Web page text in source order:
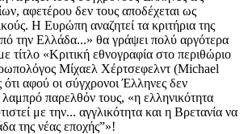
αφετέρου δεν τους αποδέχεται ως
Η Ευρώπη αναζητεί τα κριτήρια της
την Ελλάδα...» θα γράψει πολύ αργότερα
τίτλο «Κριτική εθνογραφία στο περιθώριο
Μίχαελ Χέρτσεφελντ (Michael
αφού οι σύγχρονοι Έλληνες δεν
λαμπρό παρελθόν τους, «η ελληνικότητα
με την... αγγλικότητα και η Βρετανία να
της νέας εποχής”»!